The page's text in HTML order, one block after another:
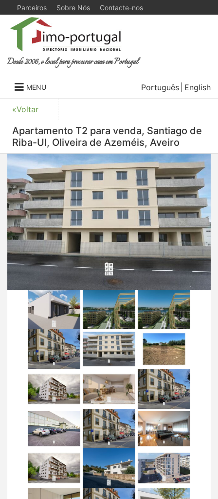
Parceiros Sobre Nós Contacte-nos
Desde 2006, o local para procurar casa em Portugal
MENU Português English
«Voltar
Apartamento T2 para venda, Santiago de
Riba-Ul, Oliveira de Azeméis, Aveiro